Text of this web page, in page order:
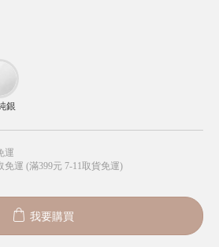
銀
運
免運 (滿399元 7-11取貨免運)
我要購買